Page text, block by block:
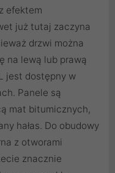
efektem
już tutaj zaczyna
drzwi można
na lewą lub prawą
jest dostępny w
Panele są
mat bitumicznych,
hałas. Do obudowy
z otworami
znacznie